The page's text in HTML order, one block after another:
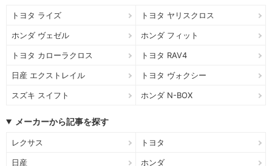
トヨタ ライズ トヨタ ヤリスクロス
ホンダ ヴェゼル ホンダ フィット
トヨタ カローラクロス トヨタ RAV4
日産 エクストレイル トヨタ ヴォクシー
スズキ スイフト ホンダ N-BOX
メーカーから記事を探す
レクサス トヨタ
日産 ホンダ